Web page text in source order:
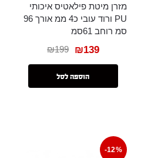
מזרן מיטת פילאטיס איכותי
PU ורוד עובי כ4 ממ אורך 96
סמ רוחב 61סמ
₪199 ₪139
הוספה לסל
-12%